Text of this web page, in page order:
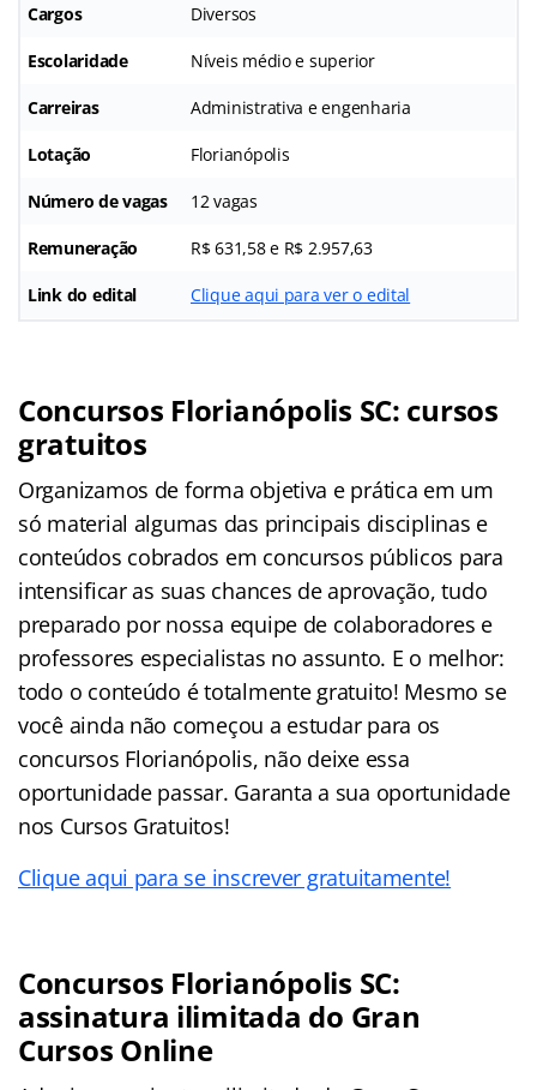
Cargos Diversos
Escolaridade Níveis médio e superior
Carreiras Administrativa e engenharia
Lotação Florianópolis
Número de vagas 12 vagas
Remuneração R$ 631,58 e R$ 2.957,63
Link do edital Clique aqui para ver o edital
Concursos Florianópolis SC: cursos
gratuitos
Organizamos de forma objetiva e prática em um
só material algumas das principais disciplinas e
conteúdos cobrados em concursos públicos para
intensificar as suas chances de aprovação, tudo
preparado por nossa equipe de colaboradores e
professores especialistas no assunto. E o melhor:
todo o conteúdo é totalmente gratuito! Mesmo se
você ainda não começou a estudar para os
concursos Florianópolis, não deixe essa
oportunidade passar. Garanta a sua oportunidade
nos Cursos Gratuitos!
Clique aqui para se inscrever gratuitamente!
Concursos Florianópolis SC:
assinatura ilimitada do Gran
Cursos Online